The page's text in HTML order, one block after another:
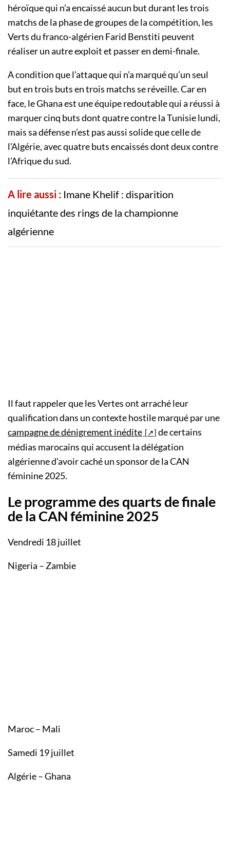
héroïque qui n’a encaissé aucun but durant les trois
matchs de la phase de groupes de la compétition, les
Verts du franco-algérien Farid Benstiti peuvent
réaliser un autre exploit et passer en demi-finale.
A condition que l’attaque qui n’a marqué qu’un seul
but en trois buts en trois matchs se réveille. Car en
face, le Ghana est une équipe redoutable qui a réussi à
marquer cinq buts dont quatre contre la Tunisie lundi,
mais sa défense n’est pas aussi solide que celle de
l’Algérie, avec quatre buts encaissés dont deux contre
l’Afrique du sud.
A lire aussi : Imane Khelif : disparition
inquiétante des rings de la championne
algérienne
Il faut rappeler que les Vertes ont arraché leur
qualification dans un contexte hostile marqué par une
campagne de dénigrement inédite
de certains
médias marocains qui accusent la délégation
algérienne d’avoir caché un sponsor de la CAN
féminine 2025.
Le programme des quarts de finale
de la CAN féminine 2025
Vendredi 18 juillet
Nigeria – Zambie
Maroc – Mali
Samedi 19 juillet
Algérie – Ghana